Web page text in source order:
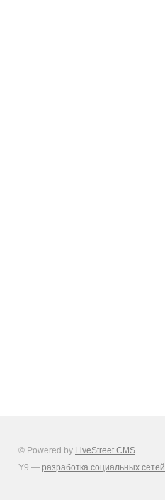
© Powered by LiveStreet CMS
Y9 — разработка социальных сетей